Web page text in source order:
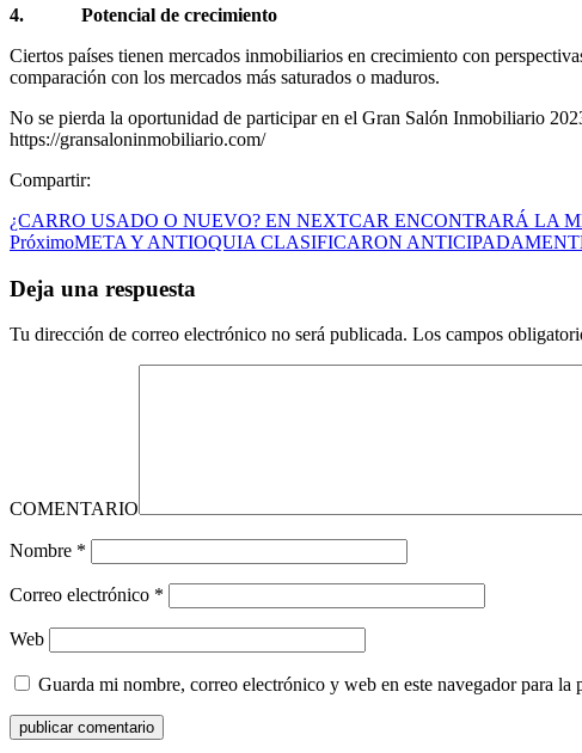
4. Potencial de crecimiento
Ciertos países tienen mercados inmobiliarios en crecimiento con
comparación con los mercados más saturados o maduros.
No se pierda la oportunidad de participar en el Gran Salón Inmobiliario
https://gransaloninmobiliario.com/
Compartir:
¿CARRO USADO O NUEVO? EN NEXTCAR ENCONTRARÁ LA
PróximoMETA Y ANTIOQUIA CLASIFICARON
Deja una respuesta
Tu dirección de correo electrónico no será publicada. Los campos
COMENTARIO
Nombre *
Correo electrónico *
Web
Guarda mi nombre, correo electrónico y web en este navegador para la